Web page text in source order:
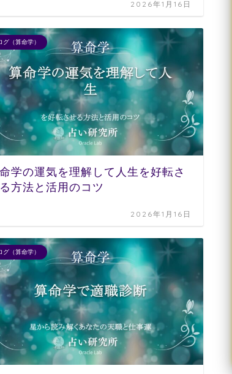
2026年1月16日
グ（算命学）
学の運気を理解して人生を好転さ
方法と活用のコツ
2026年1月16日
グ（算命学）